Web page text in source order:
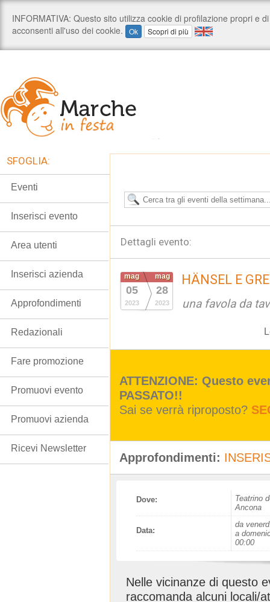
Dettagli evento:
mag
05
2023
mag
28
2023
HÄNSEL E
una favola da
ATTENZIONE: Questo
PASSATO!!
Sai se verrà riproposto?
Approfondimenti:
Dove:
Teatrino
Ancona
Data:
da
a
00:00
Nelle vicinanze di questo
raccomanda alcuni locali/
SFOGLIA:
Eventi
Inserisci evento
Area utenti
Inserisci azienda
Approfondimenti
Redazionali
Fare promozione
Promuovi evento
Promuovi azienda
Ricevi Newsletter